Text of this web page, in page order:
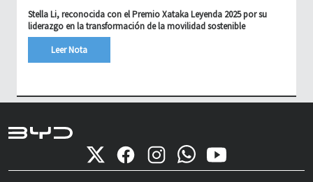
Stella Li, reconocida con el Premio Xataka Leyenda 2025 por su
liderazgo en la transformación de la movilidad sostenible
Leer Nota